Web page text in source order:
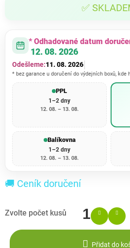
✅
* Odhadované datum
12. 08. 2026
Odešleme:11. 08. 2026
* bez garance u doručení do výdejních boxů, kde
PPL
1–2 dny
12. 08. – 13. 08.
Balíkovna
1–2 dny
12. 08. – 13. 08.
🚚 Ceník doručení
Přidat do